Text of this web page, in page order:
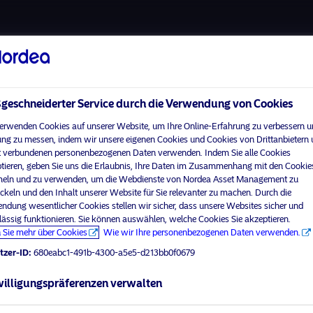
visit
Anlegerprofil aus
Über uns
Home
Über uns
Fonds
Verantwortungsbewusste
Investments
News
Nutzungsbedingungen
Datenschutzerklärung
Cookie-Richtlinien
Zugänglichkeit
Sitemap
Service durch die Verwendung von Cookies
Cookies auf unserer Website, um Ihre Online-Erfahrung zu verbessern
zu messen, indem wir unsere eigenen Cookies und Cookies von Drittanbietern
personenbezogenen Daten verwenden. Indem Sie alle Cookies
geben Sie uns die Erlaubnis, Ihre Daten im Zusammenhang mit den
und zu verwenden, um die Webdienste von Nordea Asset Management zu
und den Inhalt unserer Website für Sie relevanter zu machen. Durch die
wesentlicher Cookies stellen wir sicher, dass unsere Websites sicher und
funktionieren. Sie können auswählen, welche Cookies Sie akzeptieren.
Sie mehr über Cookies
Wie wir Ihre personenbezogenen Daten verwenden.
ID: 680eabc1-491b-4300-a5e5-d213bb0f0679
verwalten